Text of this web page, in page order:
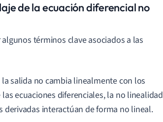
de la ecuación diferencial no
términos clave asociados a las
salida no cambia linealmente con los
ecuaciones diferenciales, la no linealidad
derivadas interactúan de forma no lineal.